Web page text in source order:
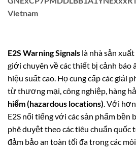
Vietnam
E2S Warning Signals là nhà sản
giới chuyên về các thiết bị cảnh báo
hiệu suất cao. Họ cung cấp các giải
từ thương mại, công nghiệp, hàng
hiểm (hazardous locations). Với
E2S nổi tiếng với các sản phẩm bền
phê duyệt theo các tiêu chuẩn quốc
đảm bảo an toàn tối đa trong các